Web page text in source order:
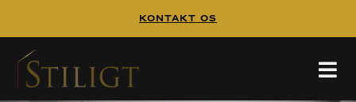
Kontakt Os
Maksimer din stil